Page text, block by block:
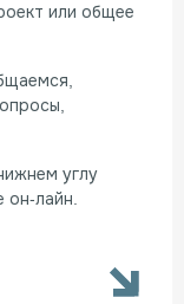
или общее
углу
он-лайн.